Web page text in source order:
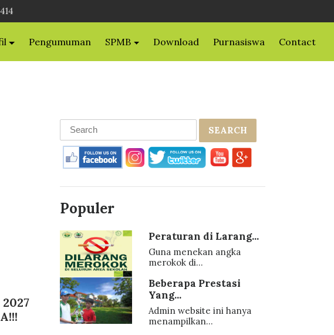
Pengumuman SPMB Download Purnasiswa Contact
SEARCH
Populer
Peraturan di Larang...
Guna menekan angka
merokok di...
Beberapa Prestasi
Yang...
Admin website ini hanya
menampilkan...